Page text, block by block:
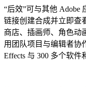
“后效”可与其他 Adobe
链接创建合成并立即查
商店、插画师、角色动
用团队项目与编辑者协
Effects 与 300 多个软件